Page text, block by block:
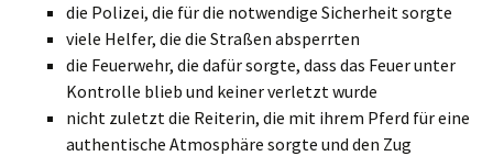
die Polizei, die für die notwendige Sicherheit sorgte
viele Helfer, die die Straßen absperrten
die Feuerwehr, die dafür sorgte, dass das Feuer unter
Kontrolle blieb und keiner verletzt wurde
nicht zuletzt die Reiterin, die mit ihrem Pferd für eine
authentische Atmosphäre sorgte und den Zug